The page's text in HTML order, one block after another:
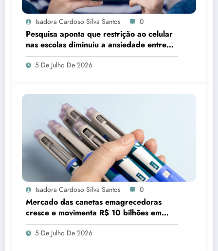
Isadora Cardoso Silva Santos 0
Pesquisa aponta que restrição ao celular
nas escolas diminuiu a ansiedade entre
estudantes
5 De Julho De 2026
Isadora Cardoso Silva Santos 0
Mercado das canetas emagrecedoras
cresce e movimenta R$ 10 bilhões em
quatro anos
5 De Julho De 2026